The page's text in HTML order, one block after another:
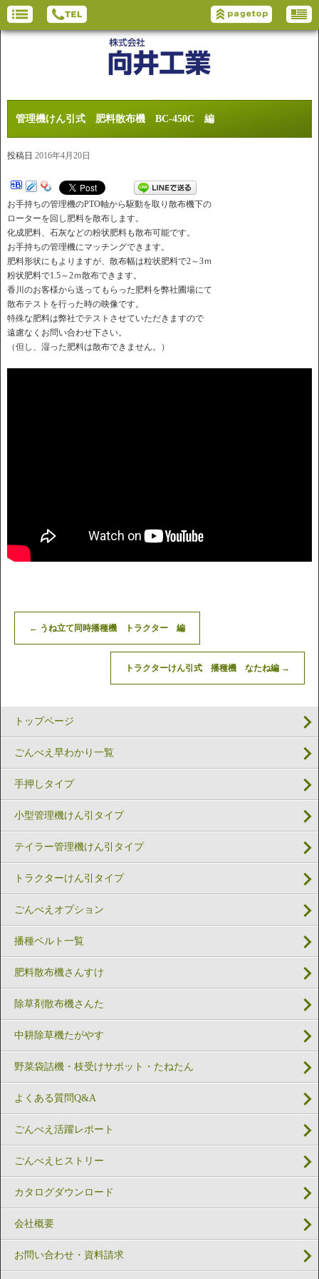
管理機けん引式 肥料散布機 BC-450C 編
投稿日 2016年4月20日
お手持ちの管理機のPTO軸から駆動を取り散布機下の
ローターを回し肥料を散布します。
化成肥料、石灰などの粉状肥料も散布可能です。
お手持ちの管理機にマッチングできます。
肥料形状にもよりますが、散布幅は粒状肥料で2～3ｍ
粉状肥料で1.5～2ｍ散布できます。
香川のお客様から送ってもらった肥料を弊社圃場にて
散布テストを行った時の映像です。
特殊な肥料は弊社でテストさせていただきますので
遠慮なくお問い合わせ下さい。
（但し、湿った肥料は散布できません。）
← うね立て同時播種機 トラクター 編
トラクターけん引式 播種機 なたね編 →
トップページ
ごんべえ早わかり一覧
手押しタイプ
小型管理機けん引タイプ
テイラー管理機けん引タイプ
トラクターけん引タイプ
ごんべえオプション
播種ベルト一覧
肥料散布機さんすけ
除草剤散布機さんた
中耕除草機たがやす
野菜袋詰機・枝受けサポット・たねたん
よくある質問Q&A
ごんべえ活躍レポート
ごんべえヒストリー
カタログダウンロード
会社概要
お問い合わせ・資料請求